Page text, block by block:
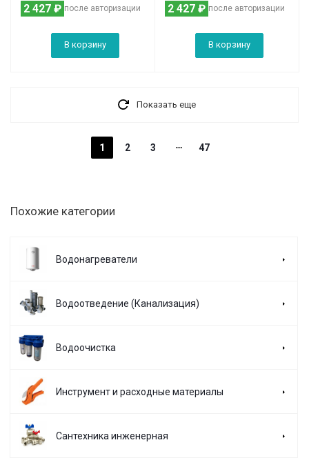
после авторизации
2 427 ₽
В корзину
после авторизации
2 427 ₽
В корзину
Показать еще
1 2 3 47
Похожие категории
Водонагреватели
Водоотведение (Канализация)
Водоочистка
Инструмент и расходные материалы
Сантехника инженерная